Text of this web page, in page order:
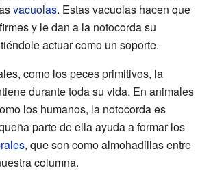
vacuolas. Estas vacuolas hacen que
y le dan a la notocorda su
actuar como un soporte.
como los peces primitivos, la
durante toda su vida. En animales
los humanos, la notocorda es
parte de ella ayuda a formar los
, que son como almohadillas entre
columna.